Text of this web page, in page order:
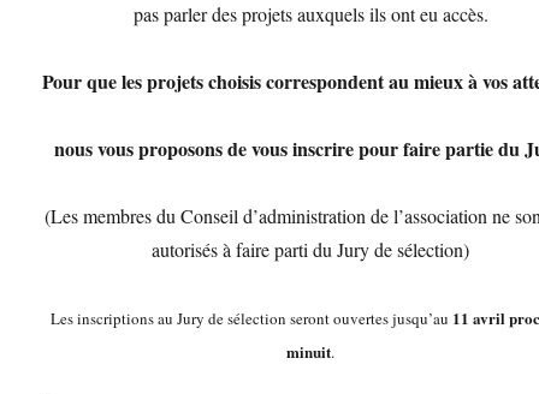
pas parler des projets auxquels ils ont eu accès.
Pour que les projets choisis correspondent au mieux à vos
nous vous proposons de vous inscrire pour faire partie du
(Les membres du Conseil d’administration de l’association ne
autorisés à faire parti du Jury de sélection)
Les inscriptions au Jury de sélection seront ouvertes jusqu’au 11 avril
minuit.